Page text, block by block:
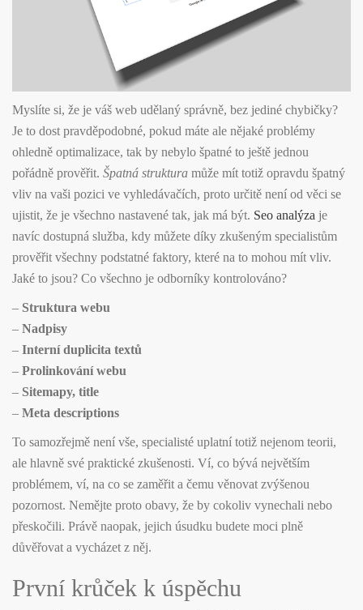
Myslíte si, že je váš web udělaný správně, bez jediné chybičky?
Je to dost pravděpodobné, pokud máte ale nějaké problémy
ohledně optimalizace, tak by nebylo špatné to ještě jednou
pořádně prověřit. Špatná struktura může mít totiž opravdu špatný
vliv na vaši pozici ve vyhledávačích, proto určitě není od věci se
ujistit, že je všechno nastavené tak, jak má být. Seo analýza je
navíc dostupná služba, kdy můžete díky zkušeným specialistům
prověřit všechny podstatné faktory, které na to mohou mít vliv.
Jaké to jsou? Co všechno je odborníky kontrolováno?
– Struktura webu
– Nadpisy
– Interní duplicita textů
– Prolinkování webu
– Sitemapy, title
– Meta descriptions
To samozřejmě není vše, specialisté uplatní totiž nejenom teorii,
ale hlavně své praktické zkušenosti. Ví, co bývá největším
problémem, ví, na co se zaměřit a čemu věnovat zvýšenou
pozornost. Nemějte proto obavy, že by cokoliv vynechali nebo
přeskočili. Právě naopak, jejich úsudku budete moci plně
důvěřovat a vycházet z něj.
První krůček k úspěchu